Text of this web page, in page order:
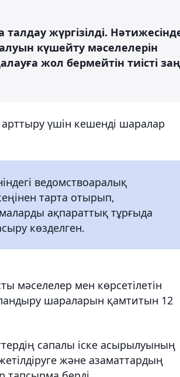
жүргізілді.
күшейту мәселелерін
жол бермейтін тиісті заң
үшін кешенді шаралар
ведомствоаралық
тарта отырып,
ақпараттық тұрғыда
көзделген.
мәселелер мен көрсетілетін
шараларын қамтитын 12
сапалы іске асырылуының
және азаматтардың